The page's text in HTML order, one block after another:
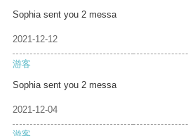
Sophia sent you 2 messa
2021-12-12
游客
Sophia sent you 2 messa
2021-12-04